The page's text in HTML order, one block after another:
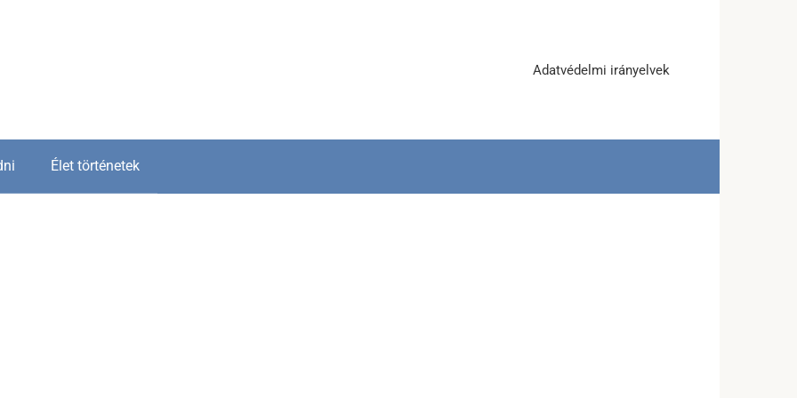
Adatvédelmi irányelvek
Élet történetek